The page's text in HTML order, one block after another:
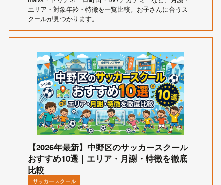
エリア・対象年齢・特徴を一覧比較。お子さんに合うス
クールが見つかります。
【2026年最新】中野区のサッカースクール
おすすめ10選｜エリア・月謝・特徴を徹底
比較
サッカースクール